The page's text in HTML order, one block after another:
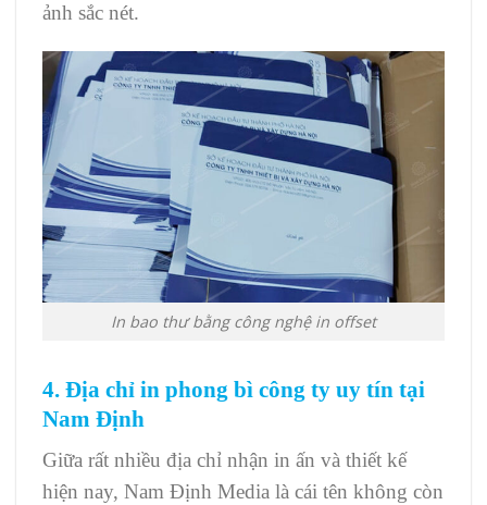
ảnh sắc nét.
In bao thư bằng công nghệ in offset
4. Địa chỉ in phong bì công ty uy tín tại
Nam Định
Giữa rất nhiều địa chỉ nhận in ấn và thiết kế
hiện nay, Nam Định Media là cái tên không còn